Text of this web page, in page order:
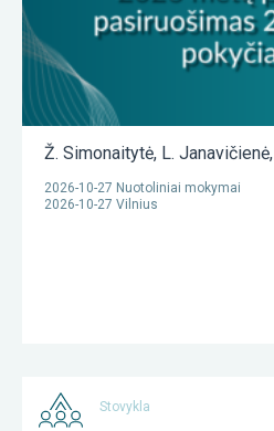
Ž. Simonaitytė, L. Janavičienė,
2026-10-27 Nuotoliniai mokymai
2026-10-27 Vilnius
Stovykla